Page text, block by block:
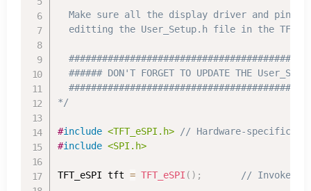
Make sure all the display driver and pin
editting the User_Setup.h file in the
###### DON'T FORGET TO UPDATE THE
*/
#include <TFT_eSPI.h>
// Hardware-specific
#include <SPI.h>
TFT_eSPI tft = TFT_eSPI ( ) ; // Invoke